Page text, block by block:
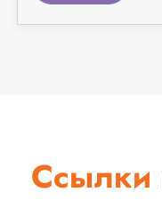
Ссылки